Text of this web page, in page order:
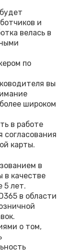
и
велась в
по
вы
широком
в работе
согласования
карты.
в
в качестве
5 лет.
в области
о том,